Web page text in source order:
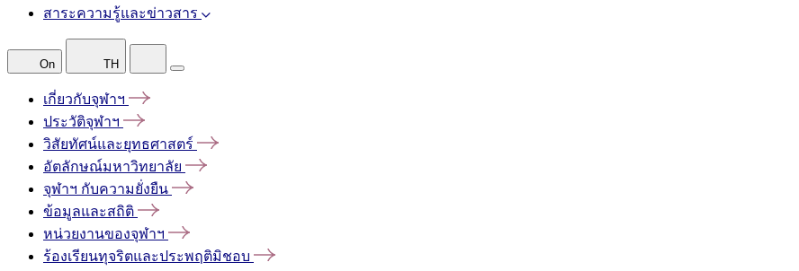
สาระความรู้และข่าวสาร
On TH
เกี่ยวกับจุฬาฯ
ประวัติจุฬาฯ
วิสัยทัศน์และยุทธศาสตร์
อัตลักษณ์มหาวิทยาลัย
จุฬาฯ กับความยั่งยืน
ข้อมูลและสถิติ
หน่วยงานของจุฬาฯ
ร้องเรียนทุจริตและประพฤติมิชอบ